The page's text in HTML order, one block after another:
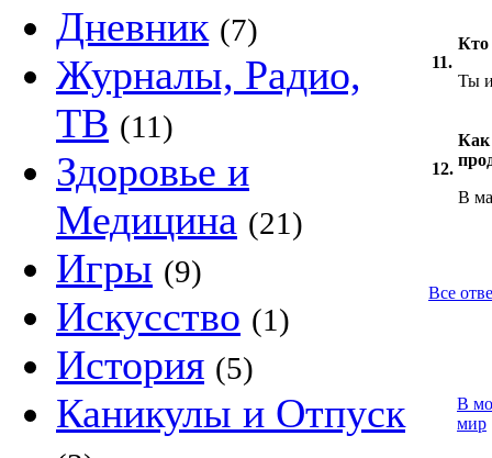
Дневник (7)
Журналы, Радио,
ТВ (11)
Здоровье и
Медицина (21)
Игры (9)
Искусство (1)
История (5)
Каникулы и Отпуск
11.
Кто
Ты
12.
Как
В
Все
В
мир